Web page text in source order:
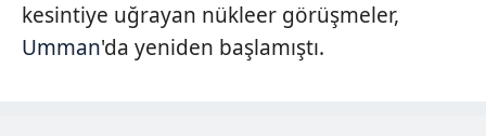
kesintiye uğrayan nükleer görüşmeler,
Umman'da yeniden başlamıştı.